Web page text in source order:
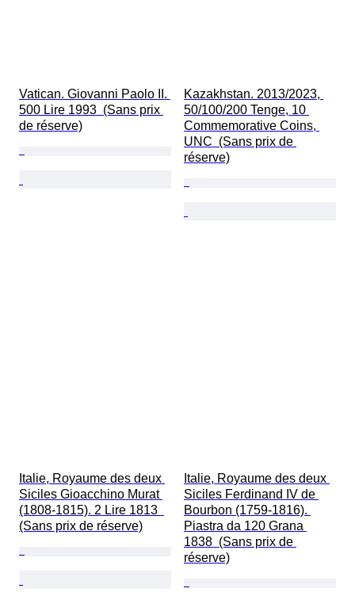
Vatican. Giovanni Paolo II.
500 Lire 1993  (Sans prix
de réserve)
Kazakhstan. 2013/2023,
50/100/200 Tenge, 10
Commemorative Coins,
UNC  (Sans prix de
réserve)
Italie, Royaume des deux
Siciles Gioacchino Murat
(1808-1815). 2 Lire 1813
(Sans prix de réserve)
Italie, Royaume des deux
Siciles Ferdinand IV de
Bourbon (1759-1816).
Piastra da 120 Grana
1838  (Sans prix de
réserve)